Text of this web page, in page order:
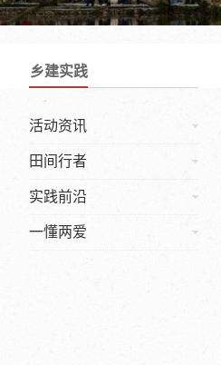
乡建实践
活动资讯
田间行者
实践前沿
一懂两爱